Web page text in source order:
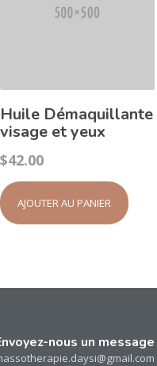
Huile Démaquillante
visage et yeux
$42.00
AJOUTER AU PANIER
nous un message